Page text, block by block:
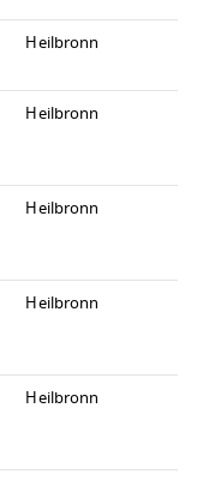
Heilbronn
Heilbronn
Heilbronn
Heilbronn
Heilbronn